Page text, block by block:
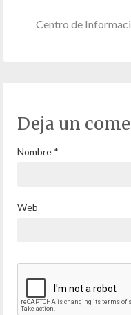
Centro de
Deja un
Nombre *
Web